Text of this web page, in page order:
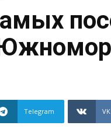
Telegram VK